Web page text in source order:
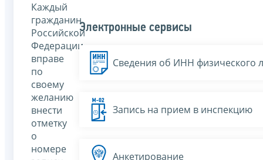
Каждый
гражданин
Российской
Федерации
вправе
по
своему
желанию
внести
отметку
о
номере
Электронные сервисы
Сведения об ИНН физического
Запись на прием в инспекцию
Анкетирование